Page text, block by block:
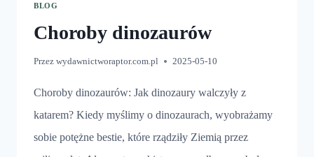
BLOG
Choroby dinozaurów
Przez wydawnictworaptor.com.pl 2025-05-10
Choroby dinozaurów: Jak dinozaury walczyły z
katarem? Kiedy myślimy o dinozaurach, wyobrażamy
sobie potężne bestie, które rządziły Ziemią przez